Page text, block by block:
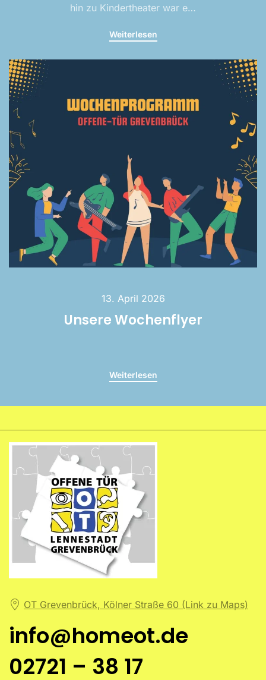
hin zu Kindertheater war e…
Weiterlesen
13. April 2026
Unsere Wochenflyer
Weiterlesen
OT Grevenbrück, Kölner Straße 60 (Link zu Maps)
info@homeot.de
02721 – 38 17